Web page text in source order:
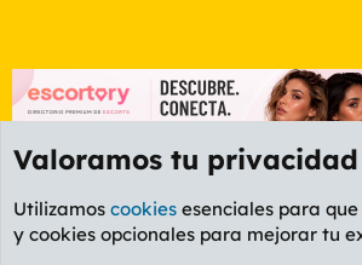
Foro Rapiñas
Valoramos tu privacidad
Utilizamos cookies esenciales para
y cookies opcionales para mejorar tu